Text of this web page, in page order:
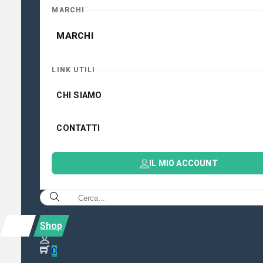
MARCHI
MARCHI
LINK UTILI
CHI SIAMO
CONTATTI
IL MIO ACCOUNT
Shop
0